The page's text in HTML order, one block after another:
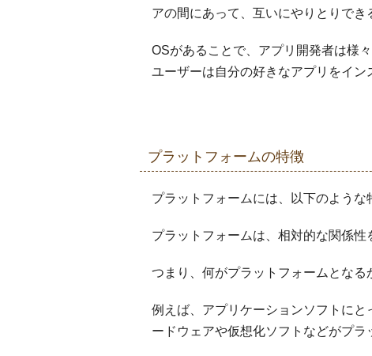
アの間にあって、互いにやりとりでき
OSがあることで、アプリ開発者は様
ユーザーは自分の好きなアプリをイン
プラットフォームの特徴
プラットフォームには、以下のような
プラットフォームは、相対的な関係性
つまり、何がプラットフォームとなる
例えば、アプリケーションソフトに
ードウェアや仮想化ソフトなどがプラ